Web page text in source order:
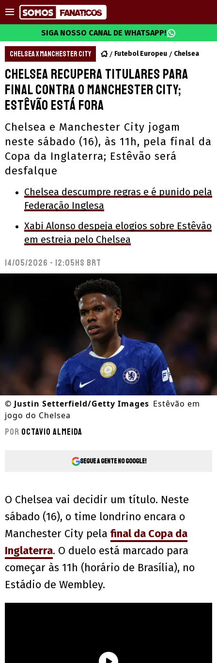
SIGA NOSSO CANAL DE WHATSAPP!
CHELSEA X MANCHESTER CITY Futebol Europeu Chelsea
Chelsea recupera titulares para
final contra o Manchester City;
Estêvão está fora
Chelsea e Manchester City jogam
neste sábado (16), às 11h, pela final da
Copa da Inglaterra; Estêvão será
desfalque
Chelsea descumpre regras e é punido pela
Federação Inglesa
Xabi Alonso despeja elogios sobre Estêvão
em estreia pelo Chelsea
14/05/2026 - 12:05hs BRT
© Justin Setterfield/Getty Images Estêvão em
jogo do Chelsea
Por Octavio Almeida
Segue a gente no Google!
O Chelsea vai decidir um título. Neste
sábado (16), o time londrino encara o
Manchester City pela final da Copa da
Inglaterra. O duelo está marcado para
começar às 11h (horário de Brasília), no
Estádio de Wembley.